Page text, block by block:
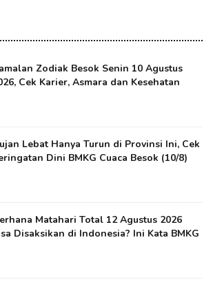
Zodiak Besok Senin 10 Agustus
Cek Karier, Asmara dan Kesehatan
Lebat Hanya Turun di Provinsi Ini, Cek
Dini BMKG Cuaca Besok (10/8)
Matahari Total 12 Agustus 2026
Disaksikan di Indonesia? Ini Kata BMKG